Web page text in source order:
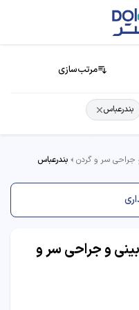
مرتب‌سازی
بندرعباس
سر و گردن بندرعباس
و جراحی سر و